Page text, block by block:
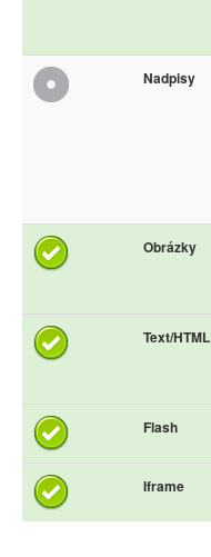
Nadpisy
Obrázky
Text/HTML
Flash
Iframe